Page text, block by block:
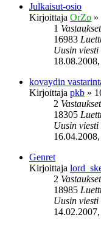
Julkaisut-osio
Kirjoittaja OrZo »
1 Vastaukset
16983
Uusin viesti
kovaydin
Kirjoittaja pkb »
2 Vastaukset
18305
Uusin viesti
Genret
Kirjoittaja
2 Vastaukset
18985
Uusin viesti